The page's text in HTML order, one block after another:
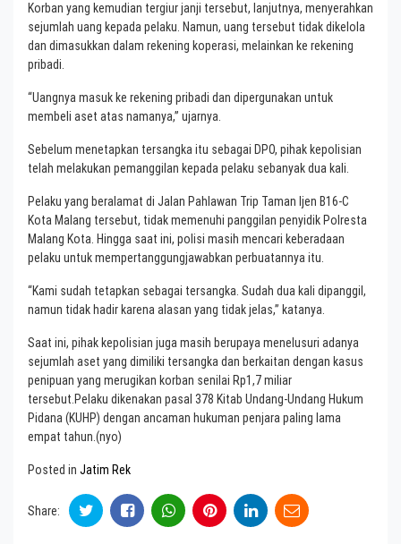
Korban yang kemudian tergiur janji tersebut, lanjutnya, menyerahkan
sejumlah uang kepada pelaku. Namun, uang tersebut tidak dikelola
dan dimasukkan dalam rekening koperasi, melainkan ke rekening
pribadi.
“Uangnya masuk ke rekening pribadi dan dipergunakan untuk
membeli aset atas namanya,” ujarnya.
Sebelum menetapkan tersangka itu sebagai DPO, pihak kepolisian
telah melakukan pemanggilan kepada pelaku sebanyak dua kali.
Pelaku yang beralamat di Jalan Pahlawan Trip Taman Ijen B16-C
Kota Malang tersebut, tidak memenuhi panggilan penyidik Polresta
Malang Kota. Hingga saat ini, polisi masih mencari keberadaan
pelaku untuk mempertanggungjawabkan perbuatannya itu.
“Kami sudah tetapkan sebagai tersangka. Sudah dua kali dipanggil,
namun tidak hadir karena alasan yang tidak jelas,” katanya.
Saat ini, pihak kepolisian juga masih berupaya menelusuri adanya
sejumlah aset yang dimiliki tersangka dan berkaitan dengan kasus
penipuan yang merugikan korban senilai Rp1,7 miliar
tersebut.Pelaku dikenakan pasal 378 Kitab Undang-Undang Hukum
Pidana (KUHP) dengan ancaman hukuman penjara paling lama
empat tahun.(nyo)
Posted in Jatim Rek
Share: